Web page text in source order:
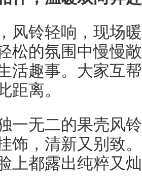
风铃轻响，现场
松的氛围中慢慢
活趣事。大家互
距离。
一无二的果壳风
饰，清新又别致
上都露出纯粹又